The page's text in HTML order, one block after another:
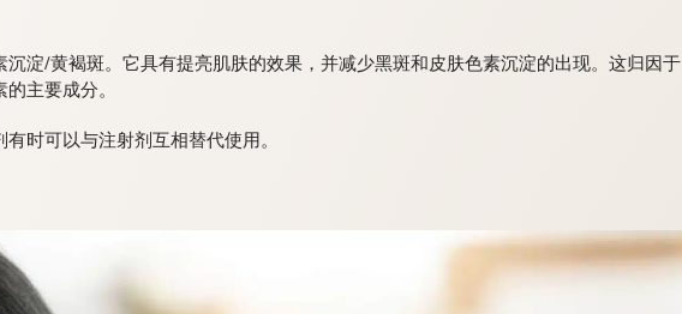
淀/黄褐斑。它具有提亮肌肤的效果，并减少黑斑和皮肤色素沉淀的出现。这归因于
主要成分。
时可以与注射剂互相替代使用。